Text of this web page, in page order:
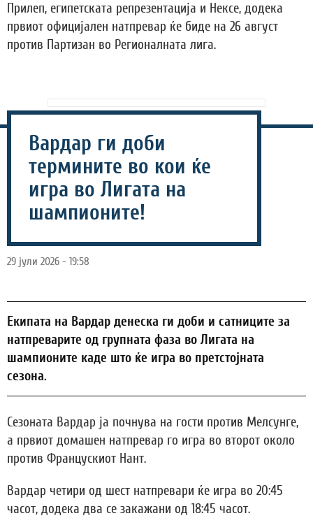
Прилеп, египетската репрезентација и Нексе, додека
првиот официјален натпревар ќе биде на 26 август
против Партизан во Регионалната лига.
Вардар ги доби
термините во кои ќе
игра во Лигата на
шампионите!
29 јули 2026 - 19:58
Eкипата на Вардар денеска ги доби и сатниците за
натпреварите од групната фаза во Лигата на
шампионите каде што ќе игра во претстојната
сезона.
Сезоната Вардар ја почнува на гости против Мелсунге,
а првиот домашен натпревар го игра во второт около
против Францускиот Нант.
Вардар четири од шест натпревари ќе игра во 20:45
часот, додека два се закажани од 18:45 часот.